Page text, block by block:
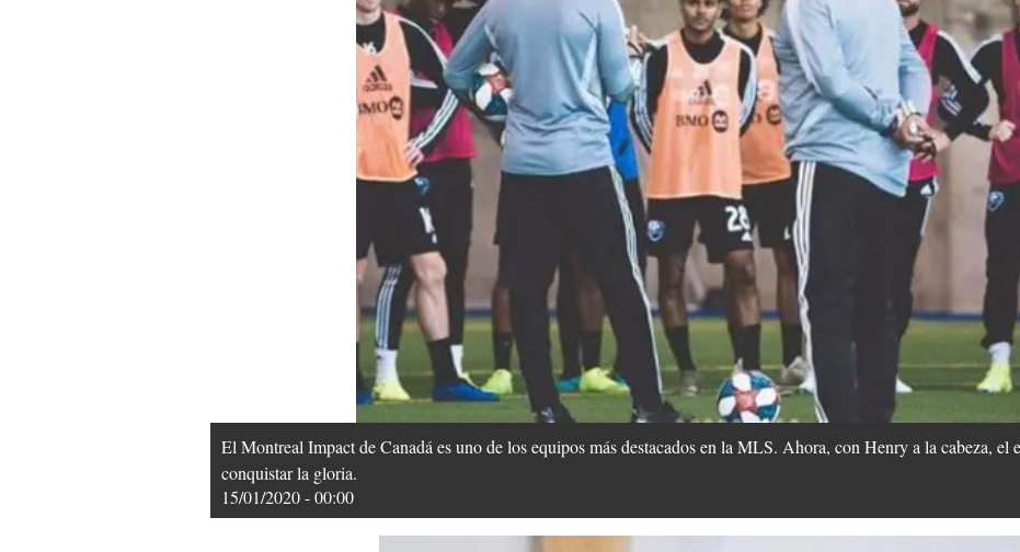
El Montreal Impact de Canadá es uno de los equipos más destacados en la MLS. Ahora, con Henry a la cabeza, el
conquistar la gloria.
15/01/2020 - 00:00